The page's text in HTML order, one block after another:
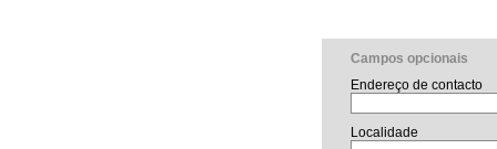
Campos opcionais
Endereço de contacto
Localidade